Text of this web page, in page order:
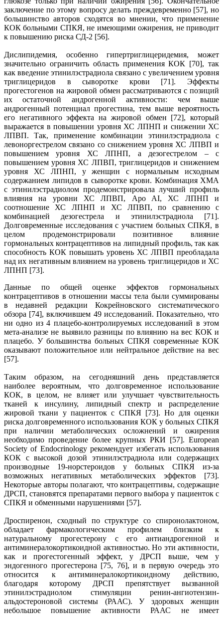
заключение по этому вопросу делать преждевременно [57], но
большинство авторов сходятся во мнении, что применение
КОК больными СПКЯ, не имеющими ожирения, не приводит
к повышению риска СД-2 [56].
Дислипидемия, особенно гипертриглицеридемия, может
значительно ограничить область применения КОК [70], так
как введение этинилэстрадиола связано с увеличением уровня
триглицеридов в сыворотке крови [71]. Эффекты
прогестогенов на жировой обмен рассматриваются с позиций
их остаточной андрогенной активности: чем выше
андрогенный потенциал прогестина, тем выше вероятность
его негативного эффекта на жировой обмен [72], который
выражается в повышении уровня ХС ЛПНП и снижении ХС
ЛПВП. Так, применение комбинации этинилэстрадиола с
левоноргестрелом связано со снижением уровня ХС ЛПВП и
повышением уровня ХС ЛПНП, а дезогестрелом – с
повышением уровня ХС ЛПВП, триглицеридов и снижением
уровня ХС ЛПНП, у женщин с нормальным исходным
содержанием липидов в сыворотке крови. Комбинация ХМА
с этинилэстрадиолом продемонстрировала лучший профиль
влияния на уровни ХС ЛПВП, Apo AI, ХС ЛПНП и
соотношение ХС ЛПНП и ХС ЛПВП, по сравнению с
комбинацией дезогестрела и этинилэстрадиола [71].
Долговременные исследования с участием больных СПКЯ, в
целом продемонстрировали позитивное влияние
гормональных контрацептивов на липидный профиль, так как
способность КОК повышать уровень ХС ЛПВП преобладала
над их негативным влиянием на уровень триглицеридов и ХС
ЛПНП [73].
Данные по общей оценке эффектов гормональных
контрацептивов в отношении массы тела были суммированы
в недавней редакции Кокрейновского систематического
обзора [74], включившем 49 исследований. Показательно, что
ни одно из 4 плацебо-контролируемых исследований в этом
мета-анализе не выявило разницы по влиянию на вес КОК и
плацебо. У большинства больных СПКЯ современные КОК
оказывают положительное или нейтральное действие на вес
[57].
Таким образом, на сегодняшний день представляется
наиболее вероятным, что долговременное использование
КОК, в целом, не влияет или улучшает чувствительность
тканей к инсулину, липидный спектр и распределение
жировой ткани у пациенток с СПКЯ [73]. Но для оценки
риска долговременного использования КОК у больных СПКЯ
при наличии метаболических осложнений и ожирения
необходимо проведение более крупных РКИ [57]. European
Society of Endocrinology рекомендует избегать использования
КОК с высокой дозой этинилэстрадиола или содержащих
производные 19-норстероидов у больных СПКЯ из-за
возможных негативных метаболических эффектов [73].
Некоторые авторы полагают, что контрацептивы, содержащие
ДРСП, становятся препаратами первого выбора у пациенток с
СПКЯ и обменными нарушениями [57].
Дроспиренон, сходный по структуре со спиронолактоном,
обладает фармакологическим профилем близким к
натуральному прогестерону с его антиандрогенной и
антиминералокортикоидной активностью. Но эти активности,
как и прогестогенный эффект, у ДРСП выше, чем у
эндогенного прогестерона [75, 76], и в первую очередь это
относится к антиминералокортикоидному действию,
благодаря которому ДРСП препятствует вызванной
этинилэстрадиолом стимуляции ренин-ангиотензин-
альдостероновой системы (РААС). У здоровых женщин
небольшое повышение активности РААС не имеет